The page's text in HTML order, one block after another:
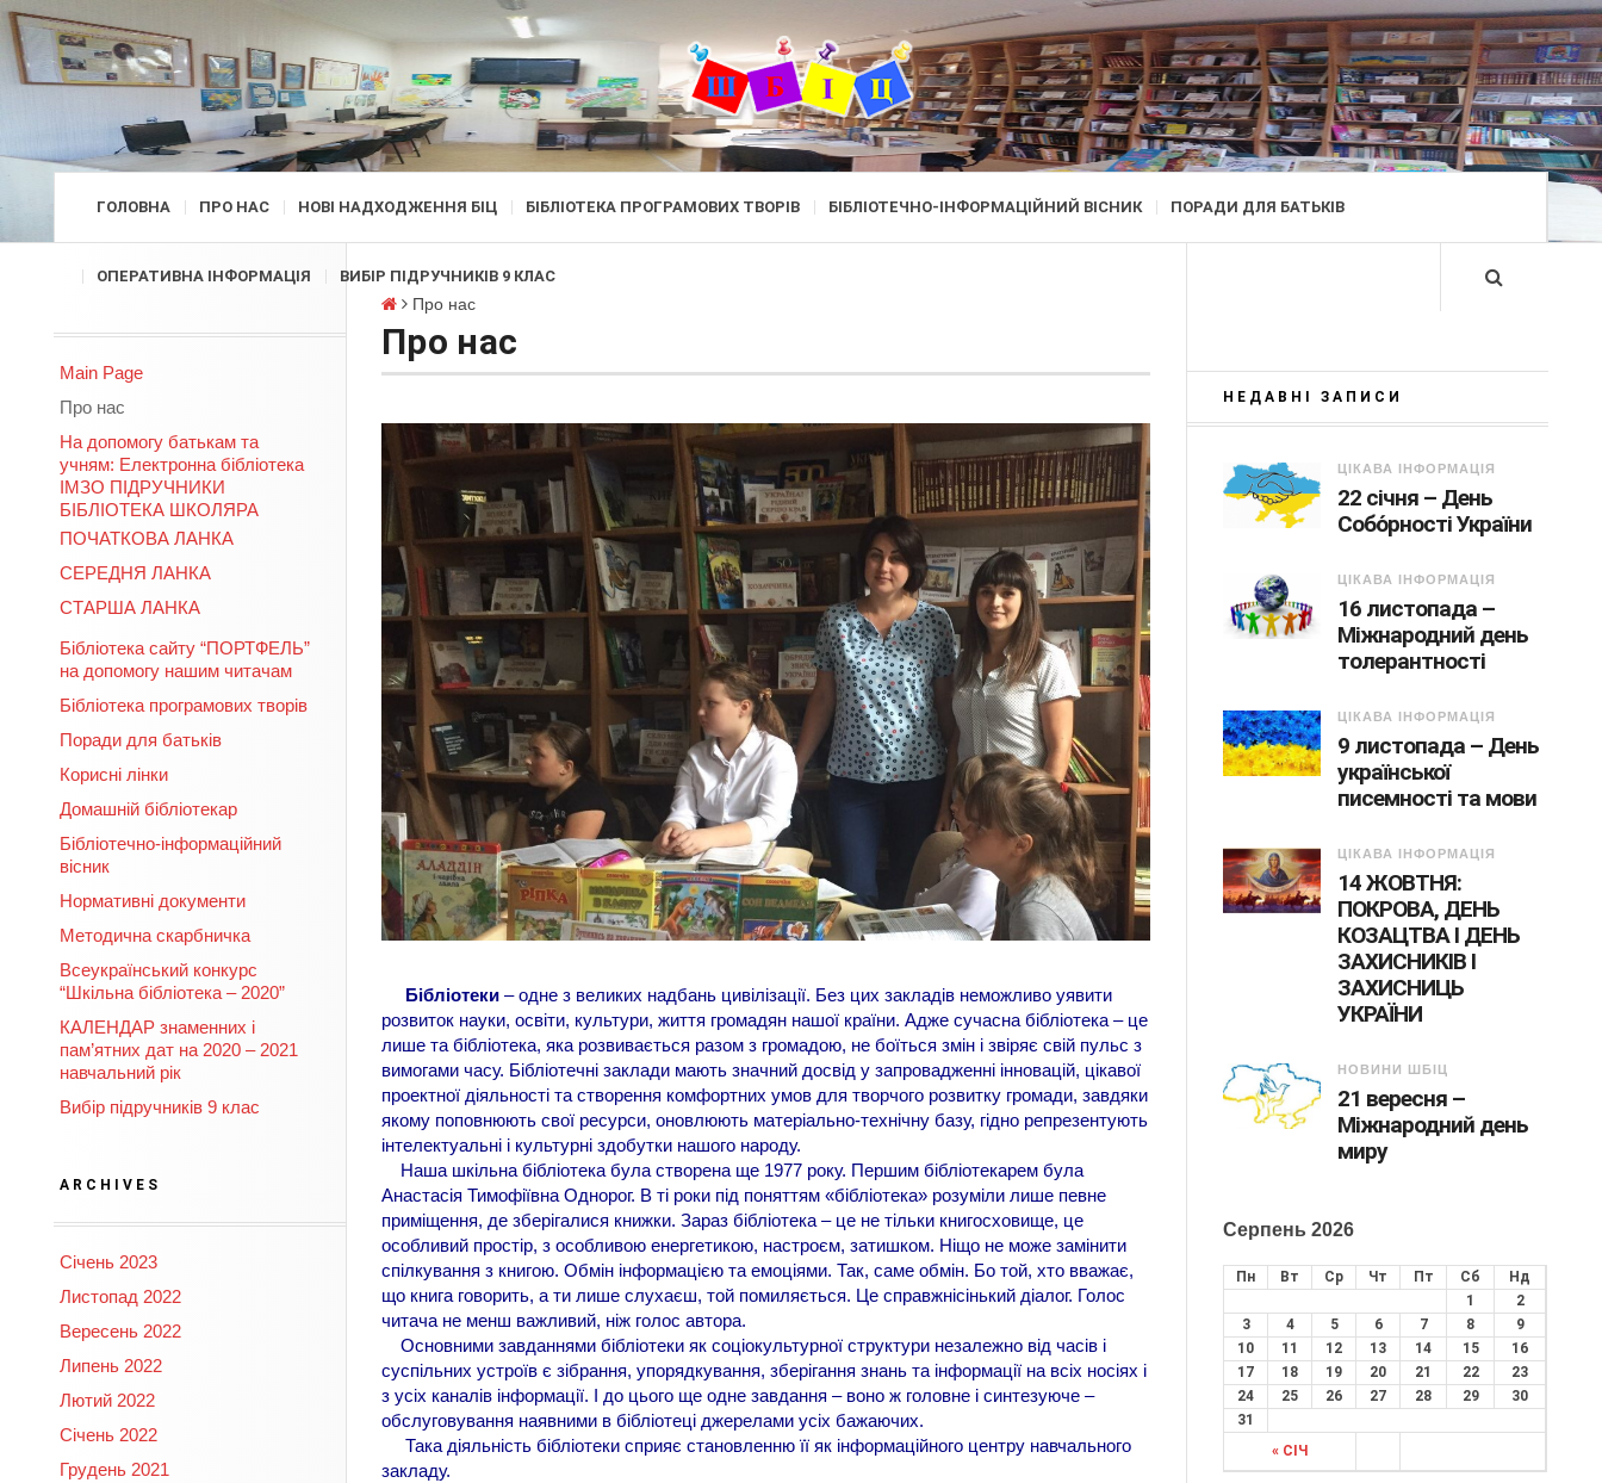
ГОЛОВНА ПРО НАС НОВІ НАДХОДЖЕННЯ БІЦ БІБЛІОТЕКА ПРОГРАМОВИХ ТВОРІВ БІБЛІОТЕЧНО-ІНФОРМАЦІЙНИЙ ВІСНИК ПОРАДИ ДЛЯ БАТЬКІВ
ОПЕРАТИВНА ІНФОРМАЦІЯ ВИБІР ПІДРУЧНИКІВ 9 КЛАС
Main Page
Про нас
На допомогу батькам та
учням: Електронна бібліотека
ІМЗО ПІДРУЧНИКИ
БІБЛІОТЕКА ШКОЛЯРА
ПОЧАТКОВА ЛАНКА
СЕРЕДНЯ ЛАНКА
СТАРША ЛАНКА
Бібліотека сайту “ПОРТФЕЛЬ”
на допомогу нашим читачам
Бібліотека програмових творів
Поради для батьків
Корисні лінки
Домашній бібліотекар
Бібліотечно-інформаційний
вісник
Нормативні документи
Методична скарбничка
Всеукраїнський конкурс
“Шкільна бібліотека – 2020”
КАЛЕНДАР знаменних і
пам’ятних дат на 2020 – 2021
навчальний рік
Вибір підручників 9 клас
ARCHIVES
Січень 2023
Листопад 2022
Вересень 2022
Липень 2022
Лютий 2022
Січень 2022
Грудень 2021
Про нас
Про нас
Бібліотеки – одне з великих надбань цивілізації. Без цих закладів неможливо уявити
розвиток науки, освіти, культури, життя громадян нашої країни. Адже сучасна бібліотека – це
лише та бібліотека, яка розвивається разом з громадою, не боїться змін і звіряє свій пульс з
вимогами часу. Бібліотечні заклади мають значний досвід у запровадженні інновацій, цікавої
проектної діяльності та створення комфортних умов для творчого розвитку громади, завдяки
якому поповнюють свої ресурси, оновлюють матеріально-технічну базу, гідно репрезентують
інтелектуальні і культурні здобутки нашого народу.
Наша шкільна бібліотека була створена ще 1977 року. Першим бібліотекарем була
Анастасія Тимофіївна Однорог. В ті роки під поняттям «бібліотека» розуміли лише певне
приміщення, де зберігалися книжки. Зараз бібліотека – це не тільки книгосховище, це
особливий простір, з особливою енергетикою, настроєм, затишком. Ніщо не може замінити
спілкування з книгою. Обмін інформацією та емоціями. Так, саме обмін. Бо той, хто вважає,
що книга говорить, а ти лише слухаєш, той помиляється. Це справжнісінький діалог. Голос
читача не менш важливий, ніж голос автора.
Основними завданнями бібліотеки як соціокультурної структури незалежно від часів і
суспільних устроїв є зібрання, упорядкування, зберігання знань та інформації на всіх носіях і
з усіх каналів інформації. І до цього ще одне завдання – воно ж головне і синтезуюче –
обслуговування наявними в бібліотеці джерелами усіх бажаючих.
Така діяльність бібліотеки сприяє становленню її як інформаційного центру навчального
закладу.
НЕДАВНІ ЗАПИСИ
ЦІКАВА ІНФОРМАЦІЯ
22 січня – День
Собо́рності України
ЦІКАВА ІНФОРМАЦІЯ
16 листопада –
Міжнародний день
толерантності
ЦІКАВА ІНФОРМАЦІЯ
9 листопада – День
української
писемності та мови
ЦІКАВА ІНФОРМАЦІЯ
14 ЖОВТНЯ:
ПОКРОВА, ДЕНЬ
КОЗАЦТВА І ДЕНЬ
ЗАХИСНИКІВ І
ЗАХИСНИЦЬ
УКРАЇНИ
НОВИНИ ШБІЦ
21 вересня –
Міжнародний день
миру
Серпень 2026
Пн Вт Ср Чт Пт Сб Нд
« СІЧ
1
2
3
4 5 6 7 8
9
10
11 12 13 14 15
16
17
18 19 20 21 22
23
24
25 26 27 28 29
30
31